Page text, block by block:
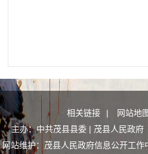
相关链接 | 网站地
主办：中共茂县县委 | 茂县人民政
网站维护：茂县人民政府信息公开工